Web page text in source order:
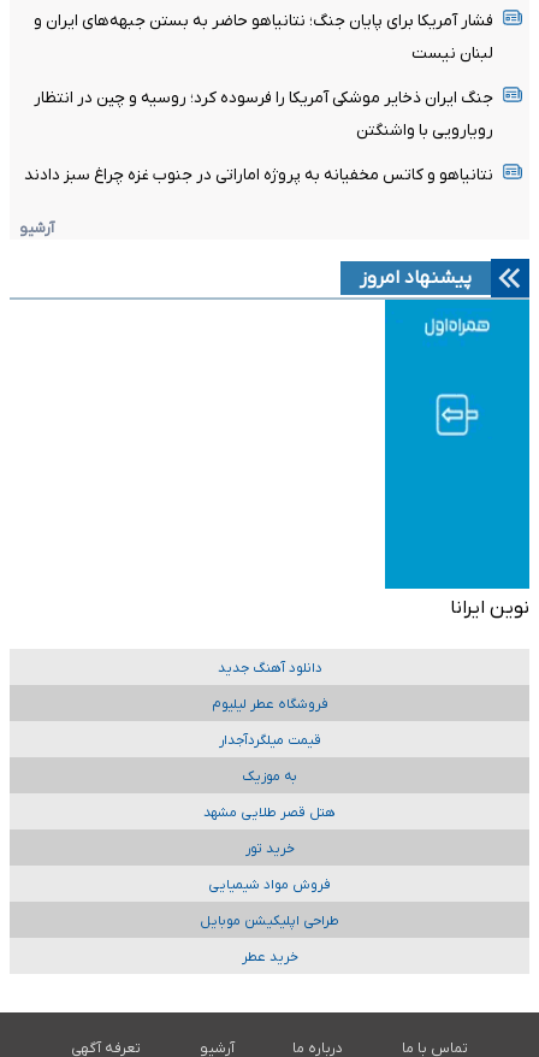
فشار آمریکا برای پایان جنگ؛ نتانیاهو حاضر به بستن جبهه‌های ایران و
لبنان نیست
جنگ ایران ذخایر موشکی آمریکا را فرسوده کرد؛ روسیه و چین در انتظار
رویارویی با واشنگتن
نتانیاهو و کاتس مخفیانه به پروژه اماراتی در جنوب غزه چراغ سبز دادند
آرشیو
پیشنهاد امروز
نوین ایرانا
دانلود آهنگ جدید
فروشگاه عطر لیلیوم
قیمت میلگردآجدار
به موزیک
هتل قصر طلایی مشهد
خرید تور
فروش مواد شیمیایی
طراحی اپلیکیشن موبایل
خرید عطر
تماس با ما درباره ما آرشیو تعرفه آگهی